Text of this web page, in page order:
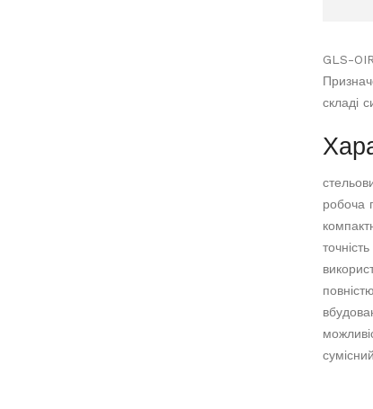
GLS-
складі
робоча